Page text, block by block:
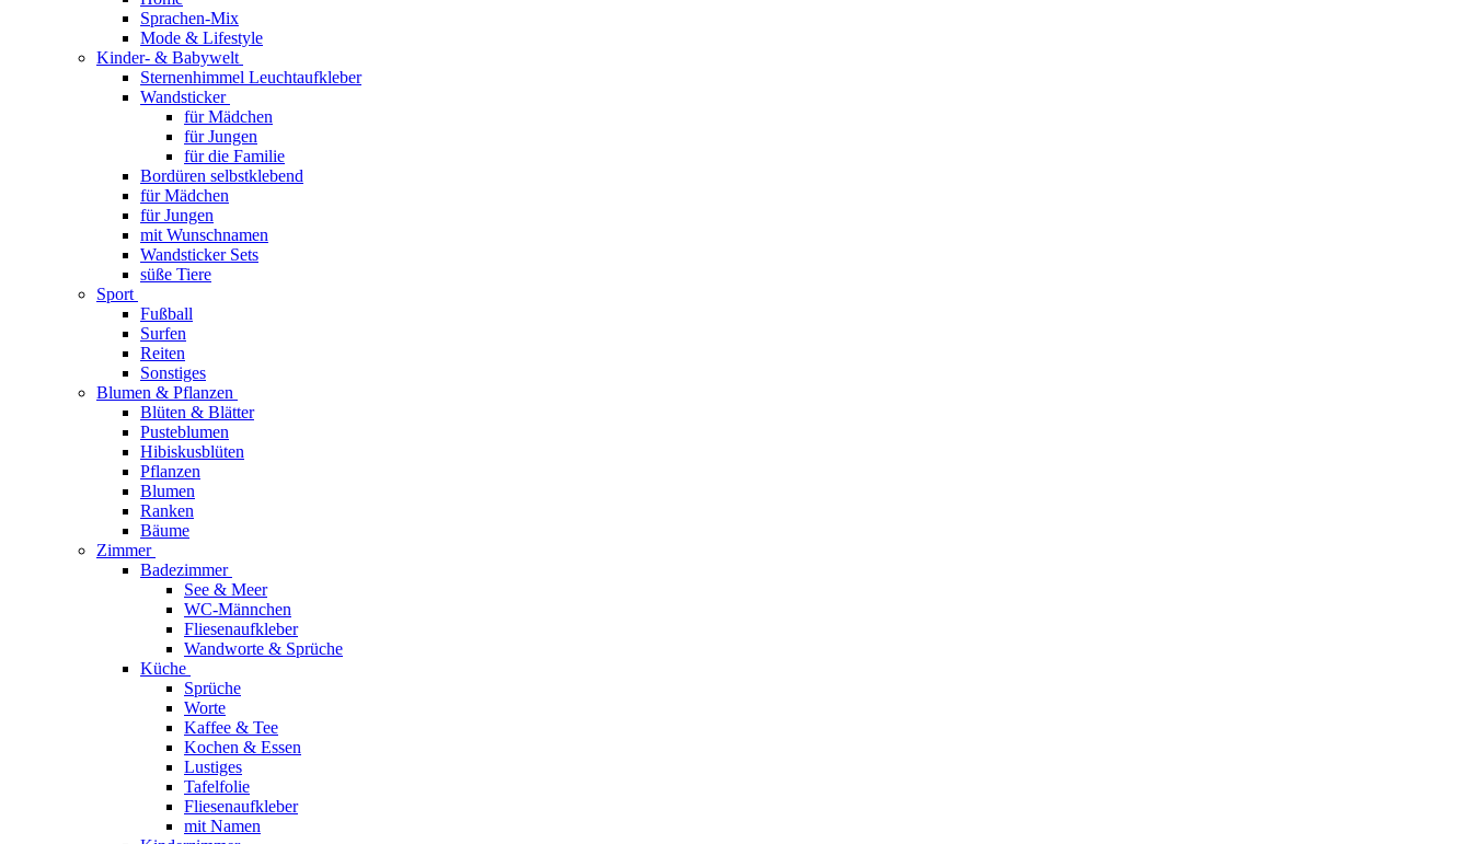
Sprachen-Mix
Mode & Lifestyle
Kinder- & Babywelt
Sternenhimmel Leuchtaufkleber
Wandsticker
für Mädchen
für Jungen
für die Familie
Bordüren selbstklebend
für Mädchen
für Jungen
mit Wunschnamen
Wandsticker Sets
süße Tiere
Sport
Fußball
Surfen
Reiten
Sonstiges
Blumen & Pflanzen
Blüten & Blätter
Pusteblumen
Hibiskusblüten
Pflanzen
Blumen
Ranken
Bäume
Zimmer
Badezimmer
See & Meer
WC-Männchen
Fliesenaufkleber
Wandworte & Sprüche
Küche
Sprüche
Worte
Kaffee & Tee
Kochen & Essen
Lustiges
Tafelfolie
Fliesenaufkleber
mit Namen